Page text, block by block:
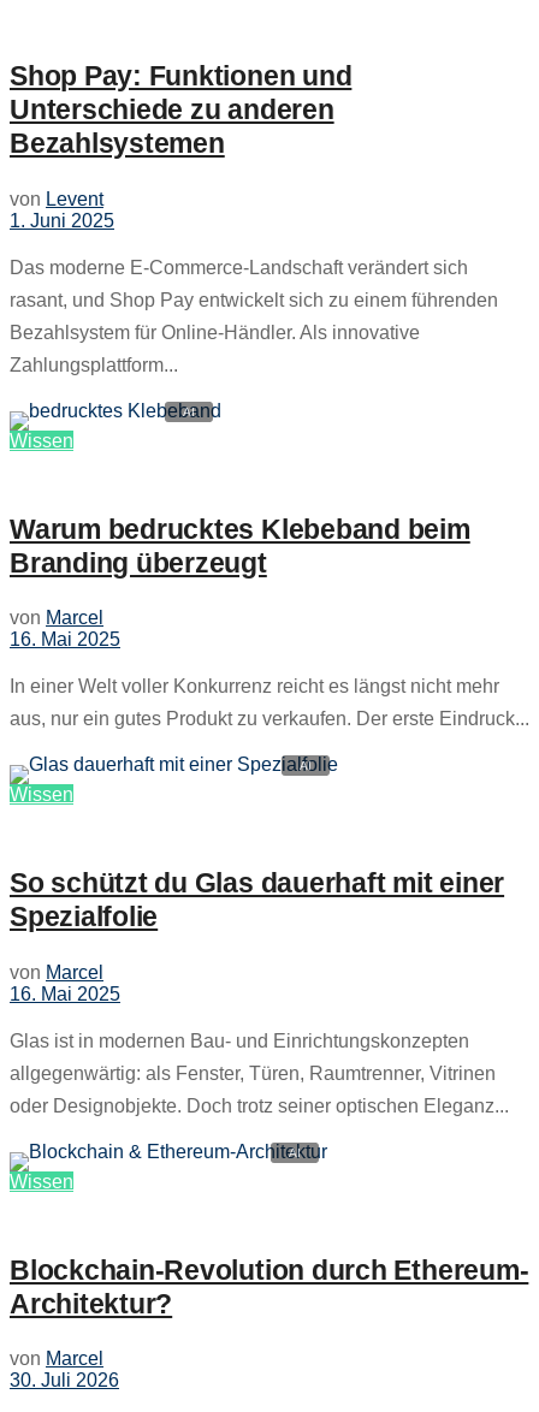
Shop Pay: Funktionen und
Unterschiede zu anderen
Bezahlsystemen
von Levent
1. Juni 2025
Das moderne E-Commerce-Landschaft verändert sich
rasant, und Shop Pay entwickelt sich zu einem führenden
Bezahlsystem für Online-Händler. Als innovative
Zahlungsplattform...
Wissen
Warum bedrucktes Klebeband beim
Branding überzeugt
von Marcel
16. Mai 2025
In einer Welt voller Konkurrenz reicht es längst nicht mehr
aus, nur ein gutes Produkt zu verkaufen. Der erste Eindruck...
Wissen
So schützt du Glas dauerhaft mit einer
Spezialfolie
von Marcel
16. Mai 2025
Glas ist in modernen Bau- und Einrichtungskonzepten
allgegenwärtig: als Fenster, Türen, Raumtrenner, Vitrinen
oder Designobjekte. Doch trotz seiner optischen Eleganz...
Wissen
Blockchain-Revolution durch Ethereum-
Architektur?
von Marcel
30. Juli 2026